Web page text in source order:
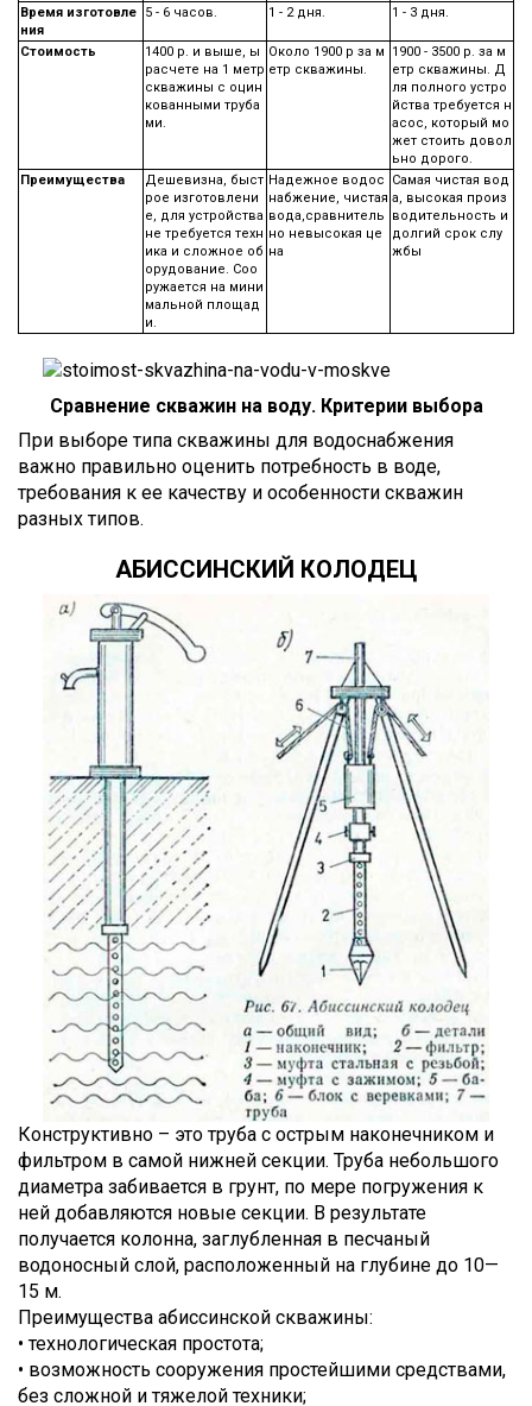
Время изготовле
ния
5 - 6 часов. 1 - 2 дня. 1 - 3 дня.
Стоимость
1400 р. и выше, ы
расчете на 1 метр
скважины с оцин
кованными труба
ми.
Около 1900 р за м
етр скважины.
1900 - 3500 р. за м
етр скважины. Д
ля полного устро
йства требуется н
асос, который мо
жет стоить довол
ьно дорого.
Преимущества
Дешевизна, быст
рое изготовлени
е, для устройства
не требуется техн
ика и сложное об
орудование. Соо
ружается на мини
мальной площад
и.
Надежное водос
набжение, чистая
вода,сравнитель
но невысокая це
на
Самая чистая вод
а, высокая произ
водительность и
долгий срок слу
жбы
Сравнение скважин на воду. Критерии выбора
При выборе типа скважины для водоснабжения
важно правильно оценить потребность в воде,
требования к ее качеству и особенности скважин
разных типов.
АБИССИНСКИЙ КОЛОДЕЦ
Конструктивно – это труба с острым наконечником и
фильтром в самой нижней секции. Труба небольшого
диаметра забивается в грунт, по мере погружения к
ней добавляются новые секции. В результате
получается колонна, заглубленная в песчаный
водоносный слой, расположенный на глубине до 10—
15 м.
Преимущества абиссинской скважины:
• технологическая простота;
• возможность сооружения простейшими средствами,
без сложной и тяжелой техники;